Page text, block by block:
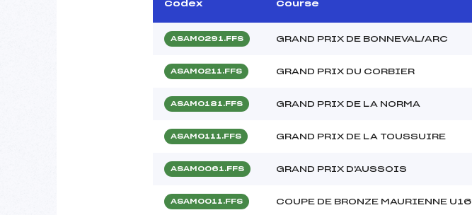
Codex Course
ASAM0291.FFS GRAND PRIX DE BONNEVAL/ARC
ASAM0211.FFS GRAND PRIX DU CORBIER
ASAM0181.FFS GRAND PRIX DE LA NORMA
ASAM0111.FFS GRAND PRIX DE LA TOUSSUIRE
ASAM0061.FFS GRAND PRIX D'AUSSOIS
ASAM0011.FFS COUPE DE BRONZE MAURIENNE U16